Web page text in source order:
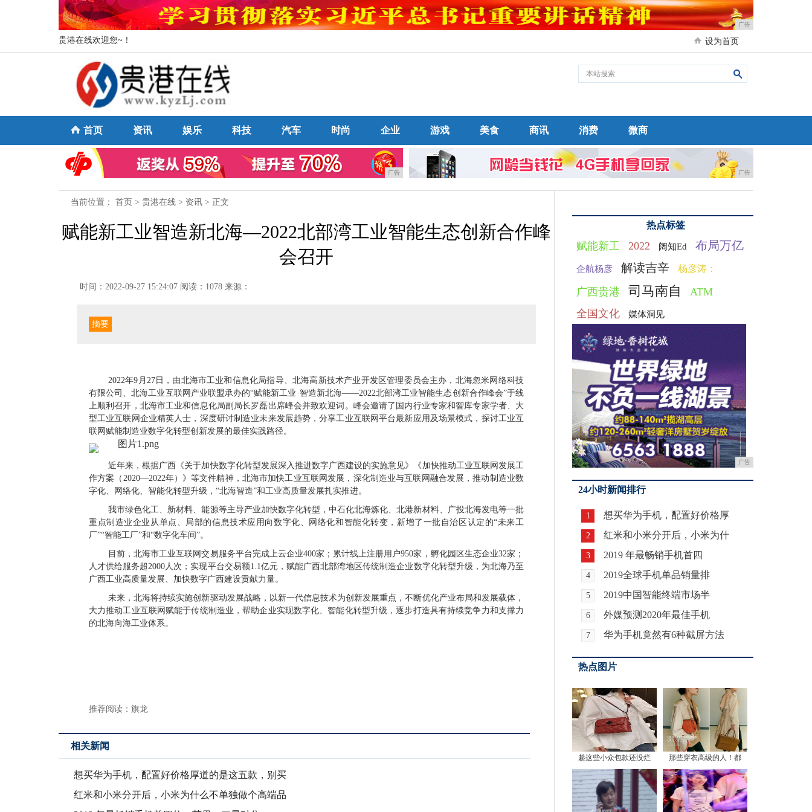
广告
贵港在线欢迎您~！ 设为首页
首页 资讯 娱乐 科技 汽车 时尚 企业 游戏 美食 商讯 消费 微商
广告 广告
当前位置： 首页 > 贵港在线 > 资讯 > 正文
赋能新工业智造新北海—2022北部湾工业智能生态创新合作峰
会召开
时间：2022-09-27 15:24:07 阅读：1078 来源：
摘要
2022年9月27日，由北海市工业和信息化局指导、北海高新技术产业开发区管理委员会主办，北海忽米网络科技
有限公司、北海工业互联网产业联盟承办的“赋能新工业·智造新北海——2022北部湾工业智能生态创新合作峰会”于线
上顺利召开，北海市工业和信息化局副局长罗磊出席峰会并致欢迎词。峰会邀请了国内行业专家和智库专家学者、大
型工业互联网企业精英人士，深度研讨制造业未来发展趋势，分享工业互联网平台最新应用及场景模式，探讨工业互
联网赋能制造业数字化转型创新发展的最佳实践路径。
近年来，根据广西《关于加快数字化转型发展深入推进数字广西建设的实施意见》《加快推动工业互联网发展工
作方案（2020—2022年）》等文件精神，北海市加快工业互联网发展，深化制造业与互联网融合发展，推动制造业数
字化、网络化、智能化转型升级，“北海智造”和工业高质量发展扎实推进。
我市绿色化工、新材料、能源等主导产业加快数字化转型，中石化北海炼化、北港新材料、广投北海发电等一批
重点制造业企业从单点、局部的信息技术应用向数字化、网络化和智能化转变，新增了一批自治区认定的“未来工
厂”“智能工厂”和“数字化车间”。
目前，北海市工业互联网交易服务平台完成上云企业400家；累计线上注册用户950家，孵化园区生态企业32家；
人才供给服务超2000人次；实现平台交易额1.1亿元，赋能广西北部湾地区传统制造企业数字化转型升级，为北海乃至
广西工业高质量发展、加快数字广西建设贡献力量。
未来，北海将持续实施创新驱动发展战略，以新一代信息技术为创新发展重点，不断优化产业布局和发展载体，
大力推动工业互联网赋能于传统制造业，帮助企业实现数字化、智能化转型升级，逐步打造具有持续竞争力和支撑力
的北海向海工业体系。
推荐阅读： 旗龙
相关新闻
想买华为手机，配置好价格厚道的是这五款，别买
错了！
红米和小米分开后，小米为什么不单独做个高端品
热点标签
赋能新工 2022 阔知Ed 布局万亿
企航杨彦 解读吉辛 杨彦涛：
广西贵港 司马南自
ATM
全国文化
媒体洞见
广告
24小时新闻排行
1 想买华为手机，配置好价格厚
2 红米和小米分开后，小米为什
3 2019 年最畅销手机首四
4 2019全球手机单品销量排
5 2019中国智能终端市场半
6 外媒预测2020年最佳手机
7 华为手机竟然有6种截屏方法
热点图片
趁这些小众包款还没烂 那些穿衣高级的人！都